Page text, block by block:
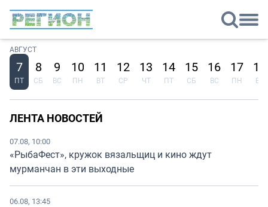
АВГУСТ
7
ПТ
8
СБ
9
ВС
10
ПН
11
ВТ
12
СР
13
ЧТ
14
ПТ
15
СБ
16
ВС
17
ПН
18
ВТ
ЛЕНТА НОВОСТЕЙ
07.08, 10:00
«РыбаФест», кружок вязальщиц и кино ждут
мурманчан в эти выходные
06.08, 13:45